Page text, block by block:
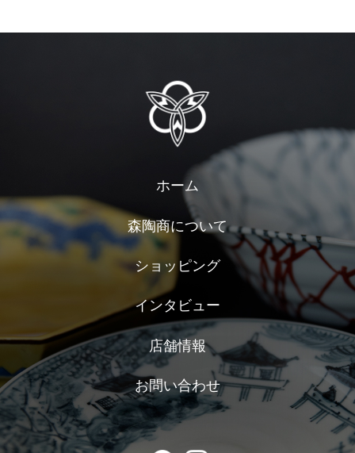
ホーム
森陶商について
ショッピング
インタビュー
店舗情報
お問い合わせ